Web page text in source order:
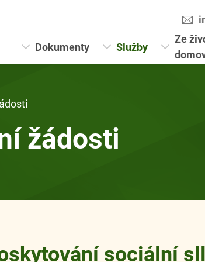
Dokumenty Služby
Ze
žádosti
sociální